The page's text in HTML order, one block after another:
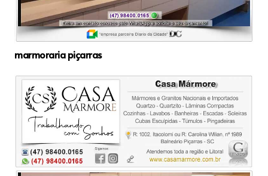
marmoraria piçarras